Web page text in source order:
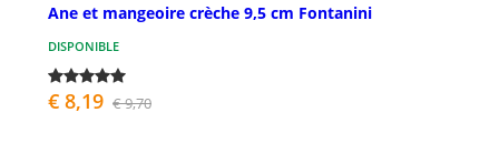
Ane et mangeoire crèche 9,5 cm Fontanini
DISPONIBLE
€ 8,19 € 9,70